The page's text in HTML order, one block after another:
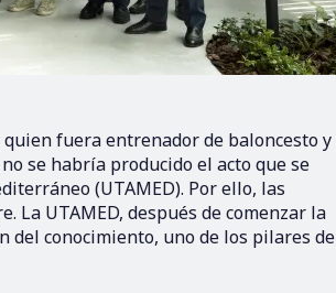
fuera entrenador de baloncesto y
se habría producido el acto que se
(UTAMED). Por ello, las
La UTAMED, después de comenzar la
del conocimiento, uno de los pilares de